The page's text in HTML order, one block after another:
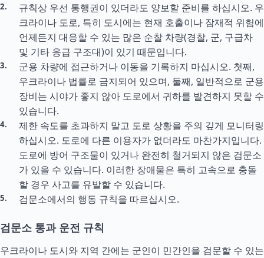
규칙상 우선 통행권이 있더라도 양보할 준비를 하십시오. 우
크라이나 도로, 특히 도시에는 현재 호출이나 잠재적 위험에
언제든지 대응할 수 있는 많은 순찰 차량(경찰, 군, 구급차
및 기타 응급 구조대)이 있기 때문입니다.
군용 차량에 접근하거나 이동을 기록하지 마십시오. 첫째,
우크라이나 법률로 금지되어 있으며, 둘째, 일반적으로 군용
장비는 시야가 좋지 않아 도로에서 귀하를 발견하지 못할 수
있습니다.
제한 속도를 초과하지 말고 도로 상황을 주의 깊게 모니터링
하십시오. 도로에 다른 이용자가 없더라도 마찬가지입니다.
도로에 방어 구조물이 있거나 완전히 철거되지 않은 검문소
가 있을 수 있습니다. 이러한 장애물은 특히 고속으로 충돌
할 경우 사고를 유발할 수 있습니다.
검문소에서의 행동 규칙을 따르십시오.
검문소 통과 운전 규칙
우크라이나 도시와 지역 간에는 군인이 민간인을 검문할 수 있는